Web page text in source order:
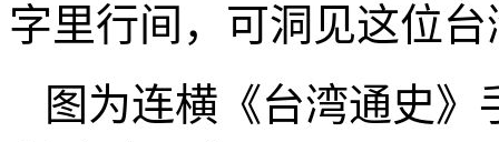
字里行间，可洞见这位
图为连横《台湾通史